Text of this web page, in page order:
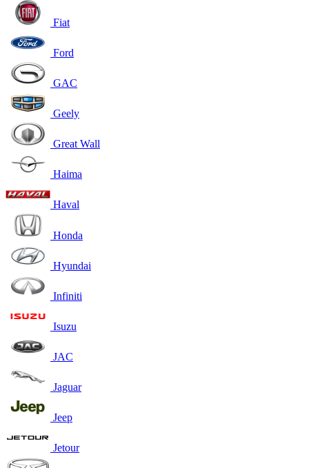
Fiat
Ford
GAC
Geely
Great Wall
Haima
Haval
Honda
Hyundai
Infiniti
Isuzu
JAC
Jaguar
Jeep
Jetour